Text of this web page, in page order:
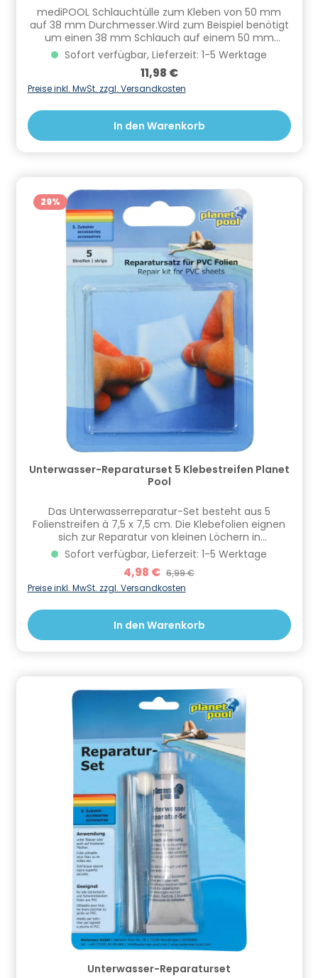
mediPOOL Schlauchtülle zum Kleben von 50 mm
auf 38 mm Durchmesser.Wird zum Beispiel benötigt
um einen 38 mm Schlauch auf einem 50 mm
Außengewinde anzuschließen. Informationen zur
Produktsicherheit Hersteller/EU Verantwortliche
Person: CF Group Deutschland GmbH,
Bahnhofstraße 68, 73240 Wendlingen, DE,
Gefahrstoffhinweise (falls vorhanden):
Sofort verfügbar, Lieferzeit: 1-5 Werktage
Regulärer Preis:
11,98 €
Preise inkl. MwSt. zzgl. Versandkosten
In den Warenkorb
29%
Unterwasser-Reparaturset 5 Klebestreifen Planet
Pool
​Das Unterwasserreparatur-Set besteht aus 5
Folienstreifen à 7,5 x 7,5 cm. Die Klebefolien eignen
sich zur Reparatur von kleinen Löchern in
aufblasbaren Plastikgegenständen oder PVC Folien.
Die Klebefolie kann auch unter Wasser eingesetzt
werden. Anwendung: Bitte reinigen Sie zuerst die zu
beklebende Fläche und ziehen Sie anschließend die
Klebefolie an der schadhaften Stelle an. Arbeiten Sie
hier mit gleichmäßigem Druck und achten Sie
weiterhin auf festen Sitz. Informationen zur
info.de@cf.group, +4970244048100
Gefahrstoffhinweise (falls vorhanden):
Sofort verfügbar, Lieferzeit: 1-5 Werktage
Verkaufspreis:
4,98 € Regulärer Preis:
6,99 €
Preise inkl. MwSt. zzgl. Versandkosten
In den Warenkorb
Unterwasser-Reparaturset